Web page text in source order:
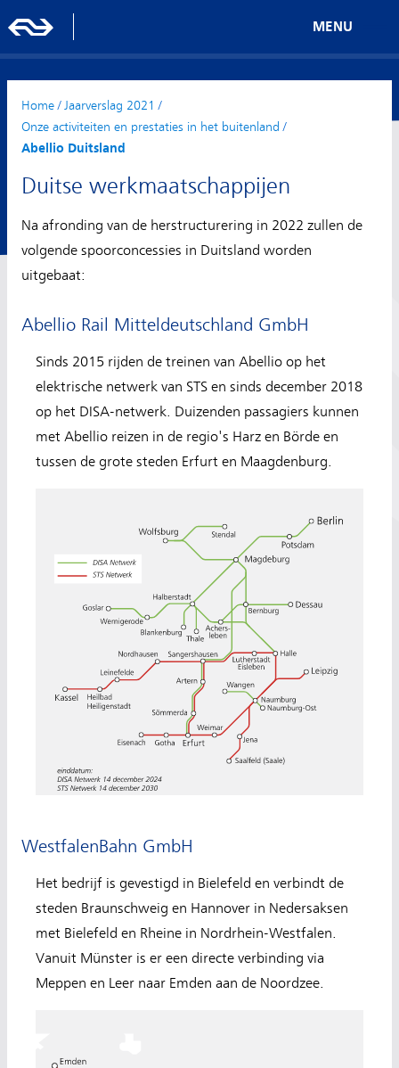
MENU
Home/ Jaarverslag 2021 /
Onze activiteiten en prestaties in het buitenland /
Abellio Duitsland
Duitse werkmaatschappijen
Na afronding van de herstructurering in 2022 zullen de
volgende spoorconcessies in Duitsland worden
uitgebaat:
Abellio Rail Mitteldeutschland GmbH
Sinds 2015 rijden de treinen van Abellio op het
elektrische netwerk van STS en sinds december 2018
op het DISA-netwerk. Duizenden passagiers kunnen
met Abellio reizen in de regio's Harz en Börde en
tussen de grote steden Erfurt en Maagdenburg.
WestfalenBahn GmbH
Het bedrijf is gevestigd in Bielefeld en verbindt de
steden Braunschweig en Hannover in Nedersaksen
met Bielefeld en Rheine in Nordrhein-Westfalen.
Vanuit Münster is er een directe verbinding via
Meppen en Leer naar Emden aan de Noordzee.